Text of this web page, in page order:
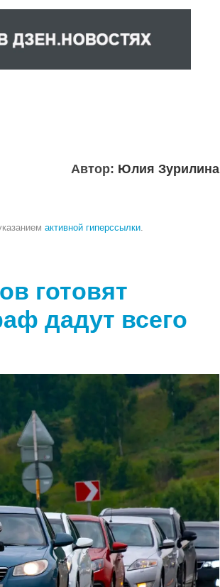
Автор: Юлия Зурилина
активной гиперссылки.
готовят
дадут всего